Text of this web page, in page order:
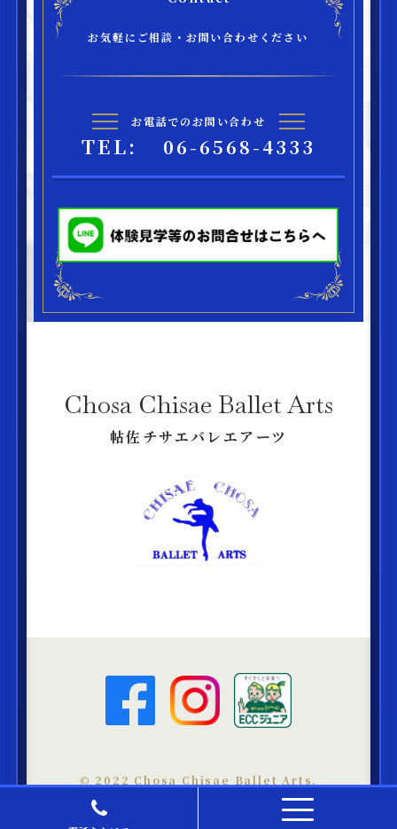
お気軽にご相談・お問い合わせください
お電話でのお問い合わせ
TEL: 06-6568-4333
Chosa Chisae Ballet Arts
帖佐チサエバレエアーツ
©︎ 2022 Chosa Chisae Ballet Arts.